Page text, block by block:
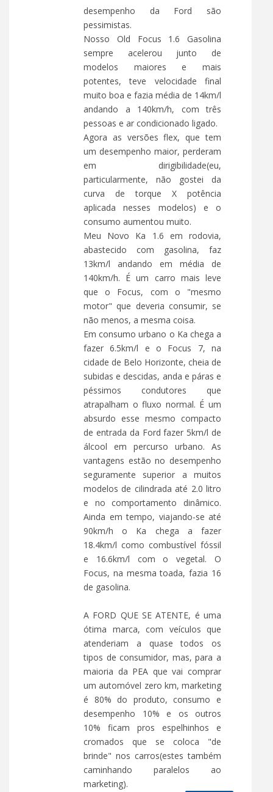
desempenho da Ford são
pessimistas.
Nosso Old Focus 1.6 Gasolina
sempre acelerou junto de
modelos maiores e mais
potentes, teve velocidade final
muito boa e fazia média de 14km/l
andando a 140km/h, com três
pessoas e ar condicionado ligado.
Agora as versões flex, que tem
um desempenho maior, perderam
em dirigibilidade(eu,
particularmente, não gostei da
curva de torque X potência
aplicada nesses modelos) e o
consumo aumentou muito.
Meu Novo Ka 1.6 em rodovia,
abastecido com gasolina, faz
13km/l andando em média de
140km/h. É um carro mais leve
que o Focus, com o "mesmo
motor" que deveria consumir, se
não menos, a mesma coisa.
Em consumo urbano o Ka chega a
fazer 6.5km/l e o Focus 7, na
cidade de Belo Horizonte, cheia de
subidas e descidas, anda e páras e
péssimos condutores que
atrapalham o fluxo normal. É um
absurdo esse mesmo compacto
de entrada da Ford fazer 5km/l de
álcool em percurso urbano. As
vantagens estão no desempenho
seguramente superior a muitos
modelos de cilindrada até 2.0 litro
e no comportamento dinâmico.
Ainda em tempo, viajando-se até
90km/h o Ka chega a fazer
18.4km/l como combustível fóssil
e 16.6km/l com o vegetal. O
Focus, na mesma toada, fazia 16
de gasolina.
A FORD QUE SE ATENTE, é uma
ótima marca, com veículos que
atenderiam a quase todos os
tipos de consumidor, mas, para a
maioria da PEA que vai comprar
um automóvel zero km, marketing
é 80% do produto, consumo e
desempenho 10% e os outros
10% ficam pros espelhinhos e
cromados que se coloca "de
brinde" nos carros(estes também
caminhando paralelos ao
marketing).